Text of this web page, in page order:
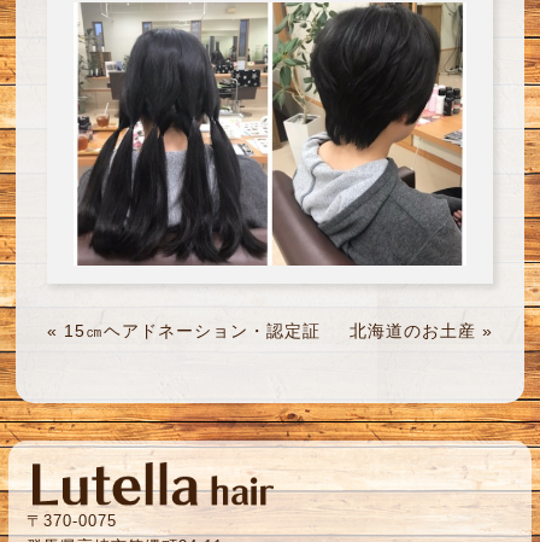
« 15㎝ヘアドネーション・認定証 北海道のお土産 »
〒370-0075